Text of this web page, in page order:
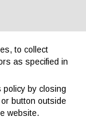
to collect
as specified in
policy by closing
button outside
website.